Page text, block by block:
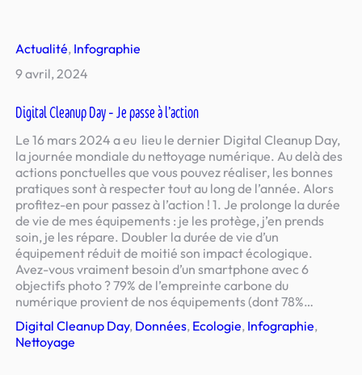
Actualité, Infographie
9 avril, 2024
Digital Cleanup Day – Je passe à l’action
Le 16 mars 2024 a eu lieu le dernier Digital Cleanup Day,
la journée mondiale du nettoyage numérique. Au delà des
actions ponctuelles que vous pouvez réaliser, les bonnes
pratiques sont à respecter tout au long de l’année. Alors
profitez-en pour passez à l’action ! 1. Je prolonge la durée
de vie de mes équipements : je les protège, j’en prends
soin, je les répare. Doubler la durée de vie d’un
équipement réduit de moitié son impact écologique.
Avez-vous vraiment besoin d’un smartphone avec 6
objectifs photo ? 79% de l’empreinte carbone du
numérique provient de nos équipements (dont 78%…
Digital Cleanup Day, Données, Ecologie, Infographie ,
Nettoyage